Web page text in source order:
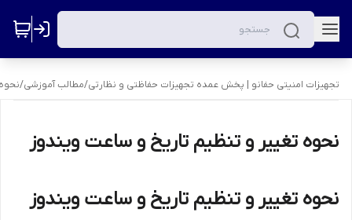
تجهیزات امنیتی حفانو | پخش عمده تجهیزات حفاظتی و نظارتی/مطالب آموزشی/
نحوه تغییر و تنظیم تاریخ و ساعت ویندوز
نحوه تغییر و تنظیم تاریخ و ساعت ویندوز